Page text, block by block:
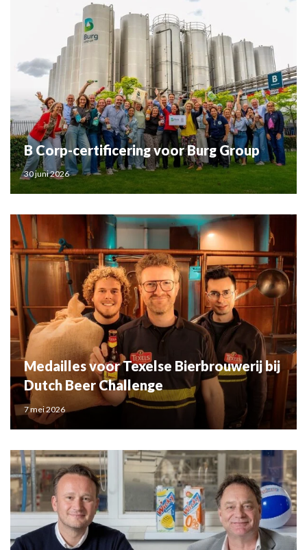
B Corp-certificering voor Burg Group
30 juni 2026
Medailles voor Texelse Bierbrouwerij bij
Dutch Beer Challenge
7 mei 2026